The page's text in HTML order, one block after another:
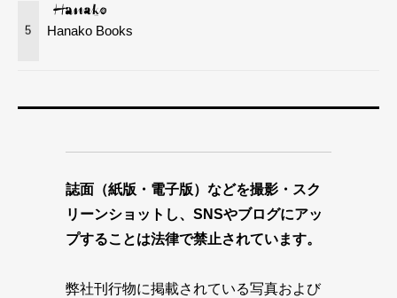
5 Hanako Books
誌面（紙版・電子版）などを撮影・スク
リーンショットし、SNSやブログにアッ
プすることは法律で禁止されています。
弊社刊行物に掲載されている写真および